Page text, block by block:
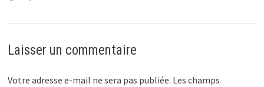
Laisser un commentaire
Votre adresse e-mail ne sera pas publiée. Les champs